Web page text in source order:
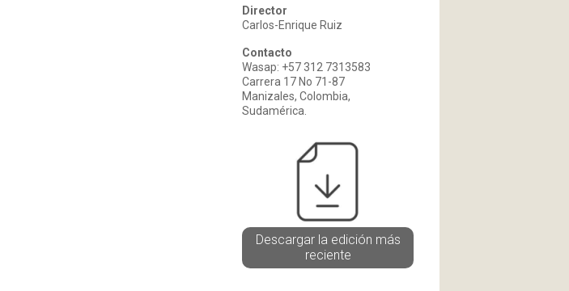
Director
Carlos-Enrique Ruiz
Contacto
Wasap: +57 312 7313583
Carrera 17 No 71-87
Manizales, Colombia,
Sudamérica.
Descargar la edición más
reciente